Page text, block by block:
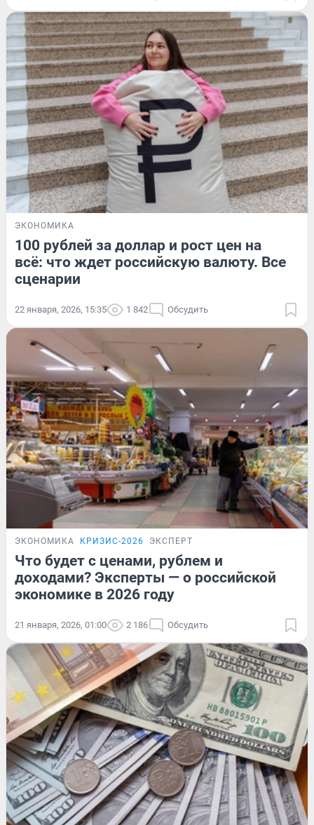
ЭКОНОМИКА
100 рублей за доллар и рост цен на
всё: что ждет российскую валюту. Все
сценарии
22 января, 2026, 15:35 1 842 Обсудить
ЭКОНОМИКА КРИЗИС-2026 ЭКСПЕРТ
Что будет с ценами, рублем и
доходами? Эксперты — о российской
экономике в 2026 году
21 января, 2026, 01:00 2 186 Обсудить